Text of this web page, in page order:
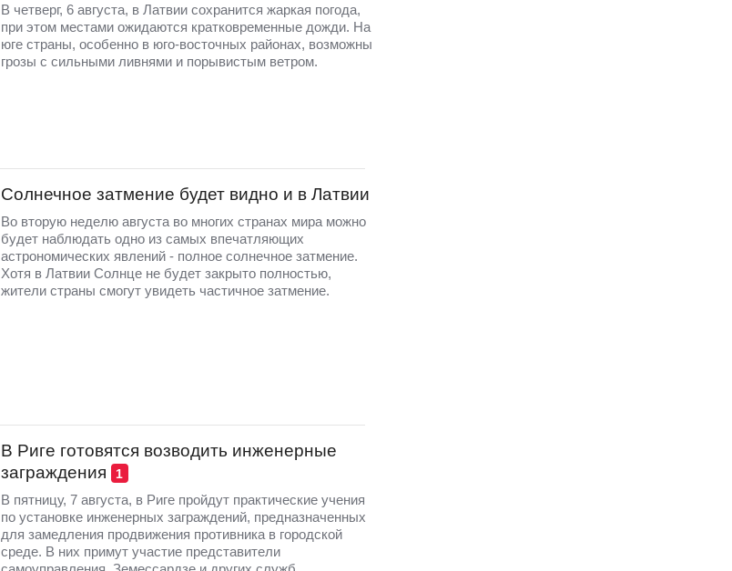
В четверг, 6 августа, в Латвии сохранится жаркая погода,
при этом местами ожидаются кратковременные дожди. На
юге страны, особенно в юго-восточных районах, возможны
грозы с сильными ливнями и порывистым ветром.
Солнечное затмение будет видно и в Латвии
Во вторую неделю августа во многих странах мира можно
будет наблюдать одно из самых впечатляющих
астрономических явлений - полное солнечное затмение.
Хотя в Латвии Солнце не будет закрыто полностью,
жители страны смогут увидеть частичное затмение.
В Риге готовятся возводить инженерные
заграждения
1
В пятницу, 7 августа, в Риге пройдут практические учения
по установке инженерных заграждений, предназначенных
для замедления продвижения противника в городской
среде. В них примут участие представители